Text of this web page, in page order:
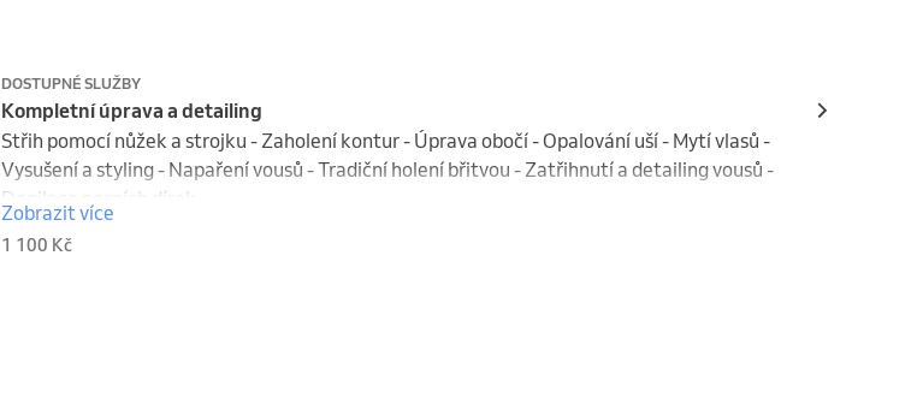
DOSTUPNÉ SLUŽBY
Kompletní úprava a detailing
Střih pomocí nůžek a strojku - Zaholení kontur - Úprava obočí - Opalování uší - Mytí vlasů -
Vysušení a styling - Napaření vousů - Tradiční holení břitvou - Zatřihnutí a detailing vousů -
Depilace nosních dírek
Zobrazit více
1 100 Kč